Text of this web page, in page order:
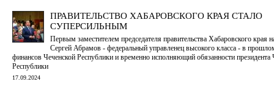
ПРАВИТЕЛЬСТВО ХАБАРОВСКОГО КРАЯ СТАЛО
СУПЕРСИЛЬНЫМ
Первым заместителем председателя правительства Хабаровского края
Сергей Абрамов - федеральный управленец высокого класса - в
финансов Чеченской Республики и временно исполняющий обязанности президента
Республики
17.09.2024